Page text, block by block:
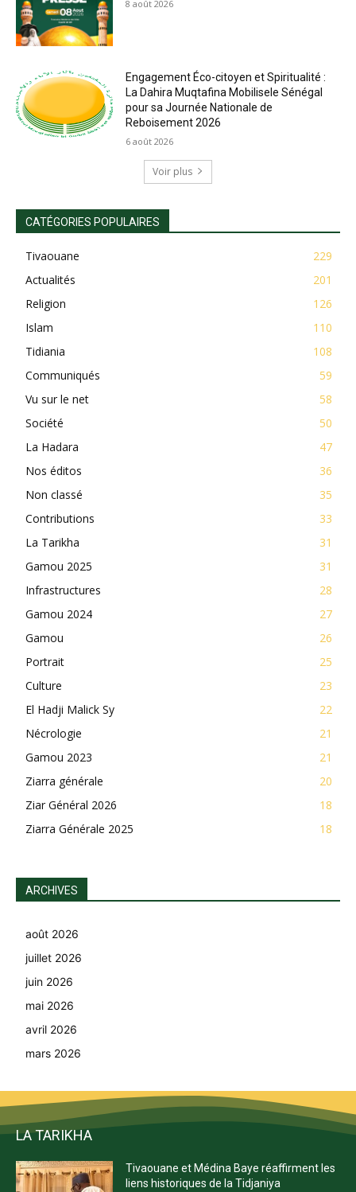
8 août 2026
Engagement Éco-citoyen et Spiritualité :
La Dahira Muqtafina Mobilisele Sénégal
pour sa Journée Nationale de
Reboisement 2026
6 août 2026
Voir plus
CATÉGORIES POPULAIRES
Tivaouane
229
Actualités
201
Religion
126
Islam
110
Tidiania
108
Communiqués
59
Vu sur le net
58
Société
50
La Hadara
47
Nos éditos
36
Non classé
35
Contributions
33
La Tarikha
31
Gamou 2025
31
Infrastructures
28
Gamou 2024
27
Gamou
26
Portrait
25
Culture
23
El Hadji Malick Sy
22
Nécrologie
21
Gamou 2023
21
Ziarra générale
20
Ziar Général 2026
18
Ziarra Générale 2025
18
ARCHIVES
août 2026
juillet 2026
juin 2026
mai 2026
avril 2026
mars 2026
LA TARIKHA
Tivaouane et Médina Baye réaffirment les
liens historiques de la Tidjaniya